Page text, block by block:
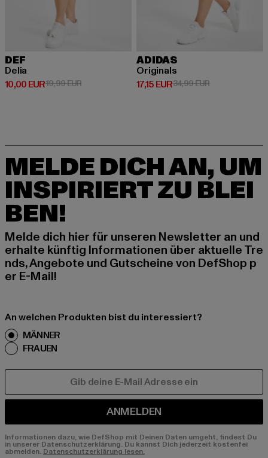
DEF
Delia
10,00 EUR
Derzeitiger Preis: 10,00 EUR
19,99 EURAktionspreis: 19,99 EUR
ADIDAS
Originals
17,15 EUR
Derzeitiger Preis: 17,15 EUR
34,99 EURAktionspreis:
MELDE DICH AN, UM
INSPIRIERT ZU BLEI
BEN!
Melde dich hier für unseren Newsletter an und
erhalte künftig Informationen über aktuelle Tre
nds, Angebote und Gutscheine von DefShop p
er E-Mail!
An welchen Produkten bist du interessiert?
MÄNNER
FRAUEN
ANMELDEN
Informationen dazu, wie DefShop mit Deinen Daten umgeht, findest Du
in unserer Datenschutzerklärung. Du kannst Dich jederzeit kostenfei
abmelden. Datenschutzerklärung lesen.